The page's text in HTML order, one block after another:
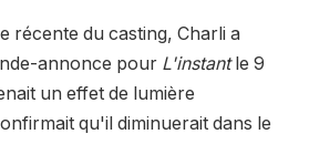
récente du casting, Charli a
annonce pour L'instantle 9
un effet de lumière
qu'il diminuerait dans le